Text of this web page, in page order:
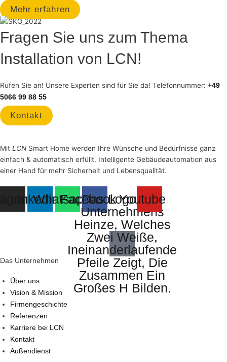
Mehr erfahren
Fragen Sie uns zum Thema
Installation von LCN!
Rufen Sie an! Unsere Experten sind für Sie da! Telefonnummer: +49
5066 99 88 55
Kontakt
Mit LCN Smart Home werden Ihre Wünsche und Bedürfnisse ganz
einfach & automatisch erfüllt. Intelligente Gebäudeautomation aus
einer Hand für mehr Sicherheit und Lebensqualität.
Linkedin
Whatsapp
Facebook
Das Logo Des
Unternehmens
Heinze, Welches
Zwei Weiße,
Ineinanderlaufende
Pfeile Zeigt, Die
Zusammen Ein
Großes H Bilden.
Youtube
Das Unternehmen
Über uns
Vision & Mission
Firmengeschichte
Referenzen
Karriere bei LCN
Kontakt
Außendienst